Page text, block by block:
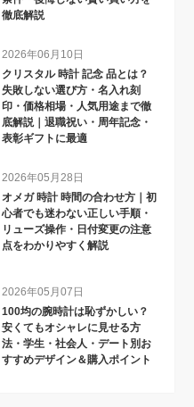
徹底解説
2026年06月10日
クリスタル 時計 記念 品とは？
失敗しない選び方・名入れ刻
印・価格相場・人気用途まで徹
底解説｜退職祝い・周年記念・
表彰ギフトに最適
2026年05月28日
オメガ 時計 時間の合わせ方｜初
心者でも迷わない正しい手順・
リューズ操作・日付変更の注意
点をわかりやすく解説
2026年05月07日
100均の腕時計は恥ずかしい？
安くてもオシャレに見せる方
法・学生・社会人・デート別お
すすめデザイン＆購入ポイント